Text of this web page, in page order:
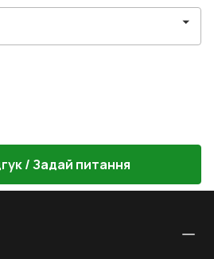
/ Задай питання